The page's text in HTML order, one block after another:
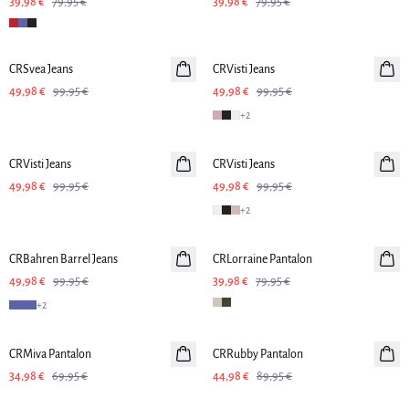
-50%
CRSvea Jeans
49,98 € 99,95 €
CRVisti Jeans
49,98 € 99,95 €
+2
CRVisti Jeans
49,98 € 99,95 €
CRVisti Jeans
49,98 € 99,95 €
+2
CRBahren Barrel Jeans
49,98 € 99,95 €
+2
CRLorraine Pantalon
39,98 € 79,95 €
CRMiva Pantalon
34,98 € 69,95 €
CRRubby Pantalon
44,98 € 89,95 €